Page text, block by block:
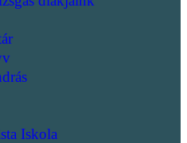
Iskola